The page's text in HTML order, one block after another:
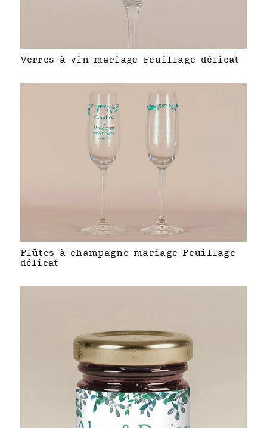
Verres à vin mariage Feuillage délicat
Flûtes à champagne mariage Feuillage
délicat